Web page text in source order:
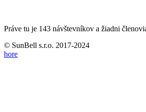
Práve tu je 143 návštevníkov a žiadni
© SunBell s.r.o. 2017-2024
hore